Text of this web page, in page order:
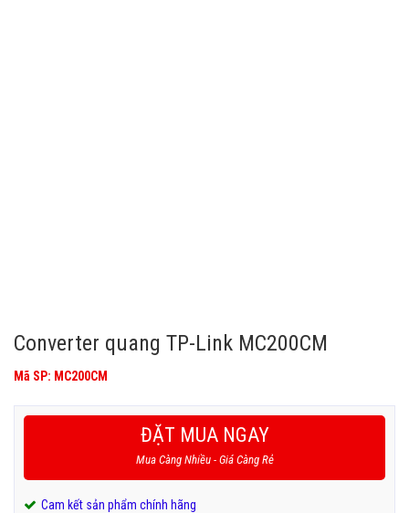
Converter quang TP-Link MC200CM
Mã SP: MC200CM
ĐẶT MUA NGAY
Mua Càng Nhiều - Giá Càng Rẻ
Cam kết sản phẩm chính hãng